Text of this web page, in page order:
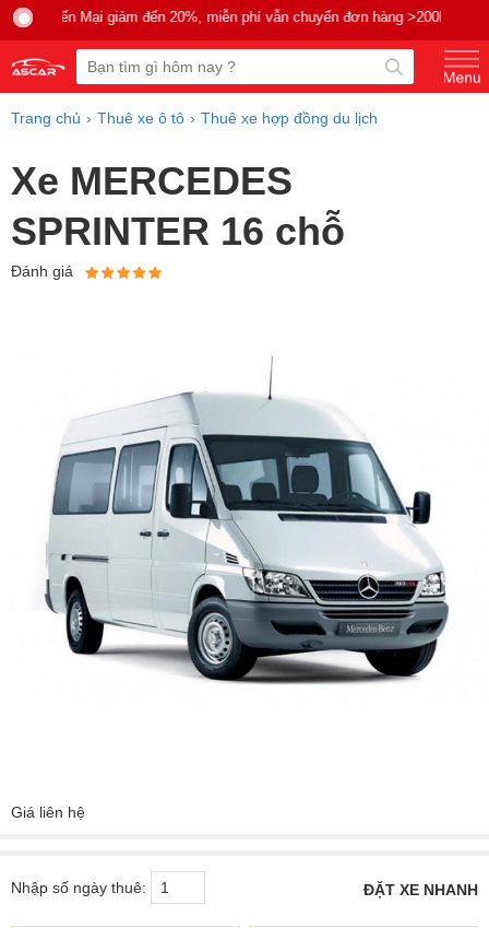
Khuyến Mại giảm đến 20%, miễn phí vẫn chuyển đơn hàng >200k.
Trang chủ Thuê xe ô tô Thuê xe hợp đồng du lịch
Xe MERCEDES
SPRINTER 16 chỗ
Đánh giá
Giá liên hệ
Nhập số ngày thuê: ĐẶT XE NHANH